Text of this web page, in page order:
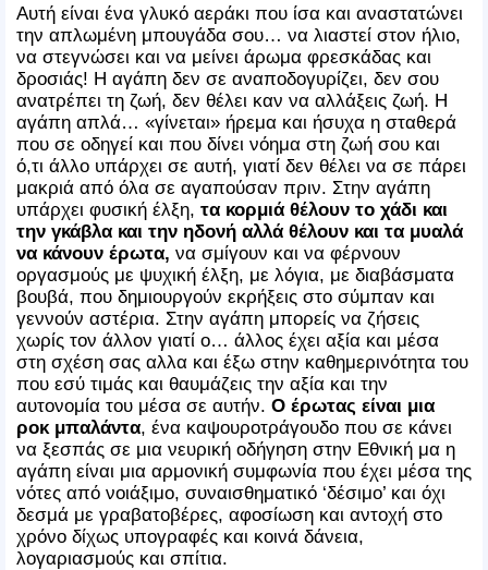
Αυτή είναι ένα γλυκό αεράκι που ίσα και αναστατώνει
την απλωμένη μπουγάδα σου… να λιαστεί στον ήλιο,
να στεγνώσει και να μείνει άρωμα φρεσκάδας και
δροσιάς! Η αγάπη δεν σε αναποδογυρίζει, δεν σου
ανατρέπει τη ζωή, δεν θέλει καν να αλλάξεις ζωή. Η
αγάπη απλά… «γίνεται» ήρεμα και ήσυχα η σταθερά
που σε οδηγεί και που δίνει νόημα στη ζωή σου και
ό,τι άλλο υπάρχει σε αυτή, γιατί δεν θέλει να σε πάρει
μακριά από όλα σε αγαπούσαν πριν. Στην αγάπη
υπάρχει φυσική έλξη, τα κορμιά θέλουν το χάδι και
την γκάβλα και την ηδονή αλλά θέλουν και τα μυαλά
να κάνουν έρωτα, να σμίγουν και να φέρνουν
οργασμούς με ψυχική έλξη, με λόγια, με διαβάσματα
βουβά, που δημιουργούν εκρήξεις στο σύμπαν και
γεννούν αστέρια. Στην αγάπη μπορείς να ζήσεις
χωρίς τον άλλον γιατί ο… άλλος έχει αξία και μέσα
στη σχέση σας αλλα και έξω στην καθημερινότητα του
που εσύ τιμάς και θαυμάζεις την αξία και την
αυτονομία του μέσα σε αυτήν. Ο έρωτας είναι μια
ροκ μπαλάντα, ένα καψουροτράγουδο που σε κάνει
να ξεσπάς σε μια νευρική οδήγηση στην Εθνική μα η
αγάπη είναι μια αρμονική συμφωνία που έχει μέσα της
νότες από νοιάξιμο, συναισθηματικό ‘δέσιμο’ και όχι
δεσμά με γραβατοβέρες, αφοσίωση και αντοχή στο
χρόνο δίχως υπογραφές και κοινά δάνεια,
λογαριασμούς και σπίτια.